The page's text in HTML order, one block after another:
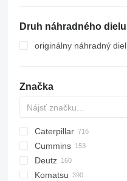
Druh náhradného dielu
originálny náhradný diel
Značka
AZ
AX
ASC
225LC
1304
1404
1504
320
331
334
337
Steiger
450
570
580
590
Caterpillar
120
160
236
Cummins
C-series
KTA
DF
Deutz
BF
D-series
760
EX
E-series
MHL
W-series
XL
D-series
H-series
EX
806
HX-series
1CX
310 G
SK
Komatsu